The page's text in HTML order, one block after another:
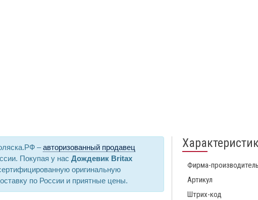
–авторизованный продавец
Покупая у нас Дождевик Britax
оригинальную
по России и приятные цены.
Фирма-производитель
Артикул
Штрих-код